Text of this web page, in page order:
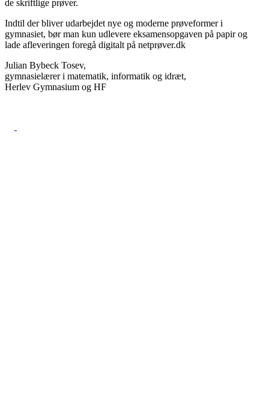
de skriftlige prøver.
Indtil der bliver udarbejdet nye og moderne prøveformer i
gymnasiet, bør man kun udlevere eksamensopgaven på papir og
lade afleveringen foregå digitalt på netprøver.dk
Julian Bybeck Tosev,
gymnasielærer i matematik, informatik og idræt,
Herlev Gymnasium og HF